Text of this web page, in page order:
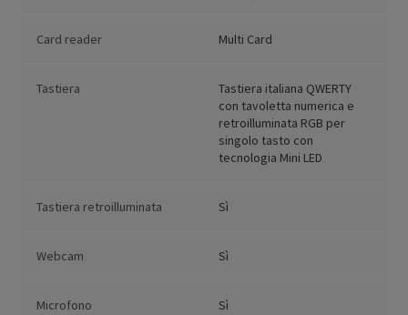
Card reader Multi Card
Tastiera
Tastiera italiana QWERTY
con tavoletta numerica e
retroilluminata RGB per
singolo tasto con
tecnologia Mini LED
Tastiera retroilluminata Sì
Webcam Sì
Microfono Sì